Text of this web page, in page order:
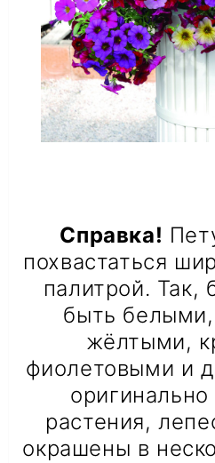
Справка!
похвастаться
палитрой. Так,
быть
жёлтыми,
фиолетовыми и
растения,
окрашены в